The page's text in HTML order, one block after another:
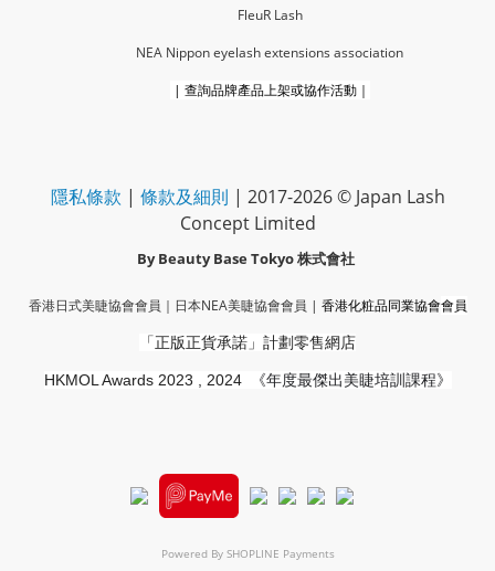
FleuR Lash
NEA Nippon eyelash extensions association
| 查詢品牌產品上架或協作活動｜
隱私條款 | 條款及細則 | 2017-2026 © Japan Lash
Concept Limited
By Beauty Base Tokyo株式會社
香港日式美睫協會會員｜ 日本NEA美睫協會會員 | 香港化粧品同業協會會員
「正版正貨承諾」 計劃零售網店
HKMOL Awards 2023 , 2024 《年度最傑出美睫培訓課程》
Powered By SHOPLINE Payments